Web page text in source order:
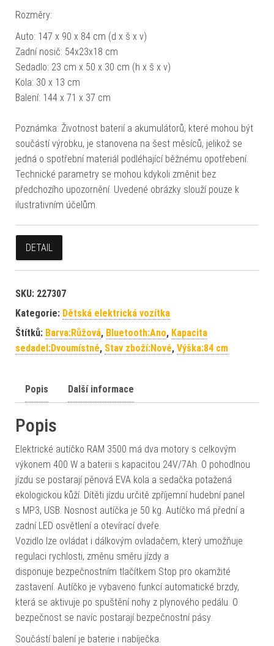
Rozměry:
Auto: 147 x 90 x 84 cm (d x š x v)
Zadní nosič: 54x23x18 cm
Sedadlo: 23 cm x 50 x 30 cm (h x š x v)
Kola: 30 x 13 cm
Balení: 144 x 71 x 37 cm
Poznámka: Životnost baterií a akumulátorů, které mohou být
součástí výrobku, je stanovena na šest měsíců, jelikož se
jedná o spotřební materiál podléhající běžnému opotřebení.
Technické parametry se mohou kdykoli změnit bez
předchozího upozornění. Uvedené obrázky slouží pouze k
ilustrativním účelům.
DETAIL
SKU: 227307
Kategorie: Dětská elektrická vozítka
Štítků: Barva:Růžová, Bluetooth:Ano, Kapacita
sedadel:Dvoumístné, Stav zboží:Nové, Výška:84 cm
Popis Další informace
Popis
Elektrické autíčko RAM 3500 má dva motory s celkovým
výkonem 400 W a baterii s kapacitou 24V/7Ah. O pohodlnou
jízdu se postarají pěnová EVA kola a sedačka potažená
ekologickou kůží. Dítěti jízdu určitě zpříjemní hudební panel
s MP3, USB. Nosnost autíčka je 50 kg. Autíčko má přední a
zadní LED osvětlení a otevírací dveře.
Vozidlo lze ovládat i dálkovým ovladačem, který umožňuje
regulaci rychlosti, změnu směru jízdy a
disponuje bezpečnostním tlačítkem Stop pro okamžité
zastavení. Autíčko je vybaveno funkcí automatické brzdy,
která se aktivuje po spuštění nohy z plynového pedálu. O
bezpečnost se navíc postarají bezpečnostní pásy.
Součástí balení je baterie i nabíječka.